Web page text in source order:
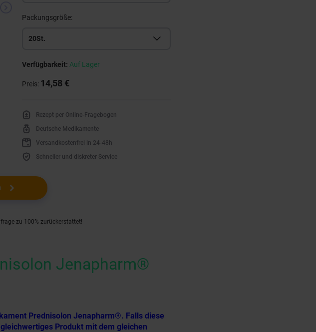
Packungsgröße:
20St.
Verfügbarkeit:Auf Lager
Preis: 14,58 €
Rezept per Online-Fragebogen
Deutsche Medikamente
Versandkostenfrei in 24-48h
Schneller und diskreter Service
zu 100% zurückerstattet!
Jenapharm®
Prednisolon Jenapharm®. Falls diese
Produkt mit dem gleichen